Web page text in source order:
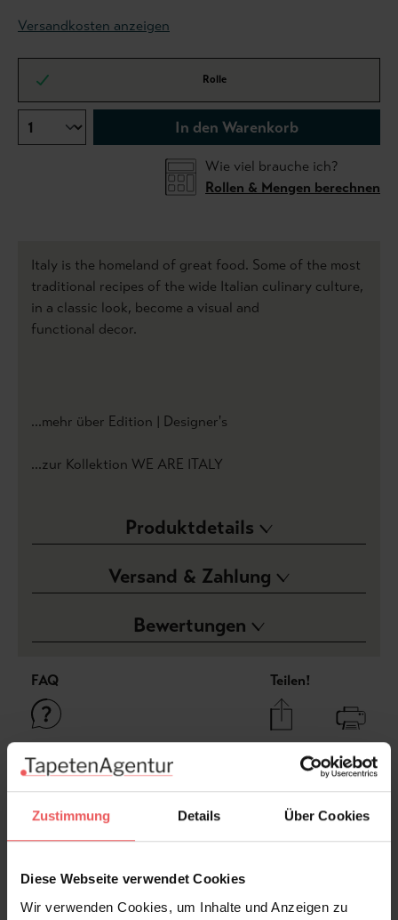
Zustimmung Details Über Cookies
Diese Webseite verwendet Cookies
Wir verwenden Cookies, um Inhalte und Anzeigen zu
Versandkosten anzeigen
Rolle
In den Warenkorb
Wie viel brauche ich?
Rollen & Mengen berechnen
Italy is the homeland of great food. Some of the most
traditional recipes of the wide Italian culinary culture,
in a classic look, become a visual and
functional decor.
...mehr über Edition | Designer's
...zur Kollektion WE ARE ITALY
Produktdetails
Versand & Zahlung
Bewertungen
FAQ Teilen!
Frage stellen
+49 (0)221 932 81 82